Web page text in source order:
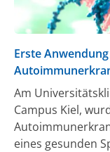
Erste
Am
Campus Kiel,
eines gesunden